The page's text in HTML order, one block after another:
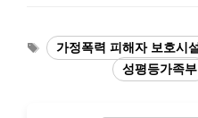
태
그
가정폭력 피해자 보호시
성평등가족부